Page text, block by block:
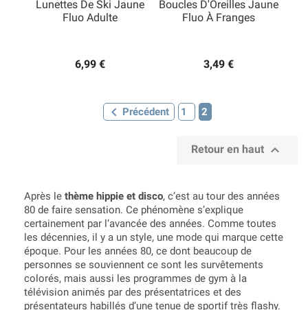
Lunettes De Ski Jaune
Fluo Adulte
6,99 €
Boucles D'Oreilles Jaune
Fluo À Franges
3,49 €
 Précédent 1 2
Retour en haut 
Après le thème hippie et disco, c’est au tour des années
80 de faire sensation. Ce phénomène s’explique
certainement par l’avancée des années. Comme toutes
les décennies, il y a un style, une mode qui marque cette
époque. Pour les années 80, ce dont beaucoup de
personnes se souviennent ce sont les survêtements
colorés, mais aussi les programmes de gym à la
télévision animés par des présentatrices et des
présentateurs habillés d’une tenue de sportif très flashy.